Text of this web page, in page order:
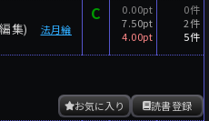
集)
法月綸
C
0.00pt
7.50pt
4.00pt
0件
2件
5件
読書登録
お気に入り